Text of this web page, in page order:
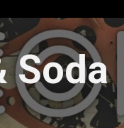
Soda